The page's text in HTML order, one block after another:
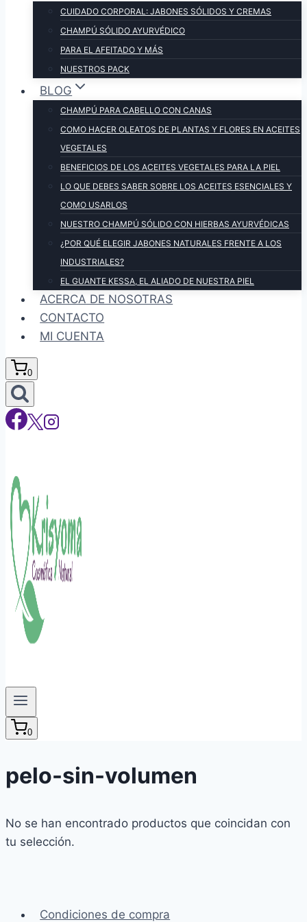
CUIDADO CORPORAL: JABONES SÓLIDOS Y CREMAS
CHAMPÚ SÓLIDO AYURVÉDICO
PARA EL AFEITADO Y MÁS
NUESTROS PACK
BLOG
CHAMPÚ PARA CABELLO CON CANAS
COMO HACER OLEATOS DE PLANTAS Y FLORES EN ACEITES
VEGETALES
BENEFICIOS DE LOS ACEITES VEGETALES PARA LA PIEL
LO QUE DEBES SABER SOBRE LOS ACEITES ESENCIALES Y
COMO USARLOS
NUESTRO CHAMPÚ SÓLIDO CON HIERBAS AYURVÉDICAS
¿POR QUÉ ELEGIR JABONES NATURALES FRENTE A LOS
INDUSTRIALES?
EL GUANTE KESSA, EL ALIADO DE NUESTRA PIEL
ACERCA DE NOSOTRAS
CONTACTO
MI CUENTA
0
0
pelo-sin-volumen
No se han encontrado productos que coincidan con
tu selección.
Condiciones de compra